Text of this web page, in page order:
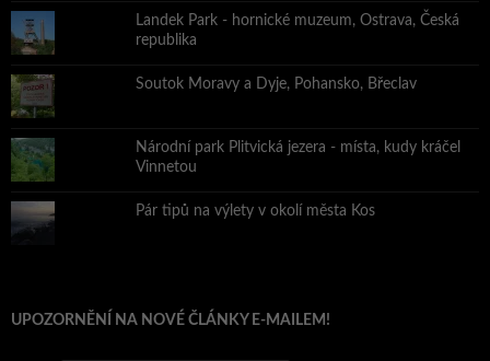
Landek Park - hornické muzeum, Ostrava, Česká
republika
Soutok Moravy a Dyje, Pohansko, Břeclav
Národní park Plitvická jezera - místa, kudy kráčel
Vinnetou
Pár tipů na výlety v okolí města Kos
UPOZORNĚNÍ NA NOVÉ ČLÁNKY E-MAILEM!